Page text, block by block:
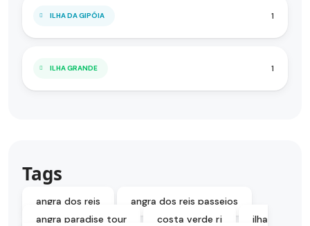
ILHA DA GIPÓIA 1
ILHA GRANDE 1
Tags
angra dos reis
angra dos reis passeios
angra paradise tour
costa verde rj
ilha